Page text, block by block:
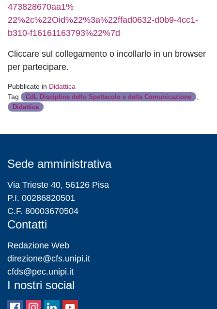
473828670aa1%
22%2c%22Oid%22%3a%22ffad0632-d0b9-4cc1-
b310-f16161163793%22%7d
Cliccare sul collegamento o incollarlo in un browser
per partecipare.
Pubblicato in Didattica
Tag
CdL Discipline dello Spettacolo e della Comunicazione
Didattica
Sede amministrativa
Via Trieste 40, 56126 Pisa
P.I. 00286820501
C.F. 80003670504
Contatti
Redazione Web
direzione@cfs.unipi.it
cfds@pec.unipi.it
I nostri social